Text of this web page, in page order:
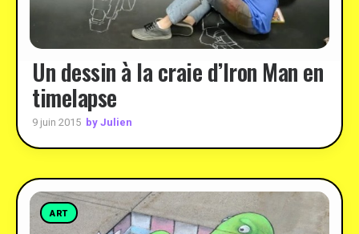
Un dessin à la craie d’Iron Man en
timelapse
9 juin 2015 by Julien
ART